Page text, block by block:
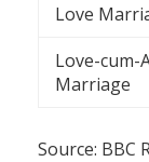
Love
Love-cum-
Marriage
Source: BBC